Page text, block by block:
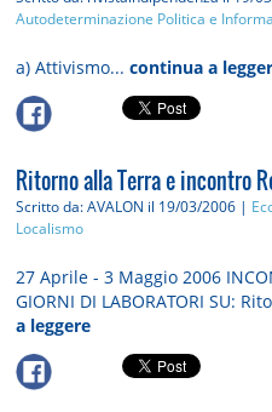
Autodeterminazione Politica e
a) Attivismo...continua a
Ritorno alla Terra e incontro
Scritto da: AVALON il 19/03/2006 |
Localismo
27 Aprile - 3 Maggio 2006
GIORNI DI LABORATORI SU:
a leggere